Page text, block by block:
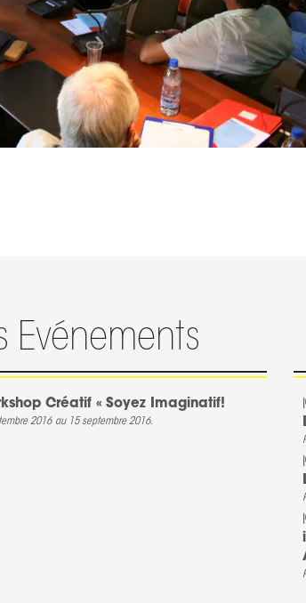
Evénements
Créatif « Soyez Imaginatif!
2016 au 15 septembre 2016.